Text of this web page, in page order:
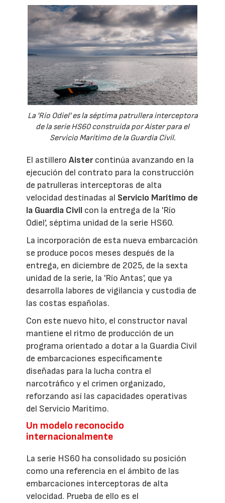
La 'Río Odiel' es la séptima patrullera interceptora
de la serie HS60 construida por Aister para el
Servicio Marítimo de la Guardia Civil.
El astilleroAistercontinúa avanzando en la
ejecución del contrato para la construcción
de patrulleras interceptoras de alta
velocidad destinadas al Servicio Marítimo de
la Guardia Civil con la entrega de la 'Río
Odiel', séptima unidad de la serie HS60.
La incorporación de esta nueva embarcación
se produce pocos meses después de la
entrega, en diciembre de 2025, de la sexta
unidad de la serie, la 'Río Antas', que ya
desarrolla labores de vigilancia y custodia de
las costas españolas.
Con este nuevo hito, el constructor naval
mantiene el ritmo de producción de un
programa orientado a dotar a la Guardia Civil
de embarcaciones específicamente
diseñadas para la lucha contra el
narcotráfico y el crimen organizado,
reforzando así las capacidades operativas
del Servicio Marítimo.
Un modelo reconocido
internacionalmente
La serie HS60 ha consolidado su posición
como una referencia en el ámbito de las
embarcaciones interceptoras de alta
velocidad. Prueba de ello es el